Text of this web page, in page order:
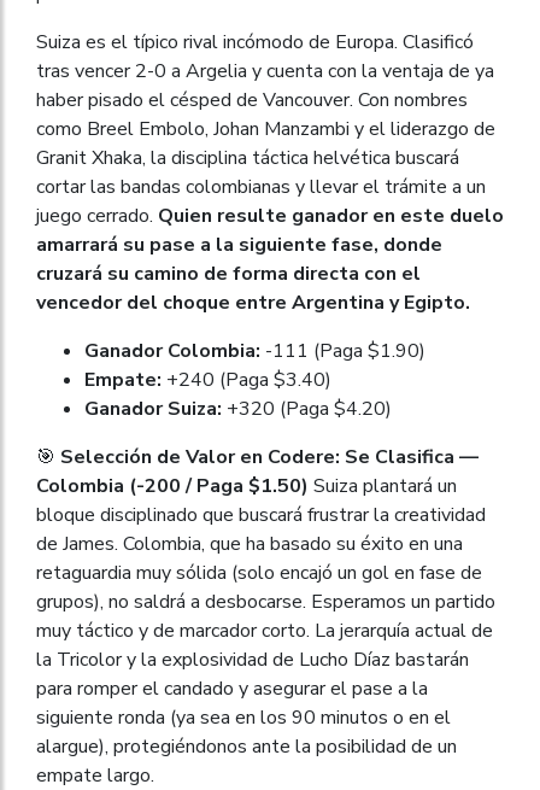
Suiza es el típico rival incómodo de Europa. Clasificó
tras vencer 2-0 a Argelia y cuenta con la ventaja de ya
haber pisado el césped de Vancouver. Con nombres
como Breel Embolo, Johan Manzambi y el liderazgo de
Granit Xhaka, la disciplina táctica helvética buscará
cortar las bandas colombianas y llevar el trámite a un
juego cerrado. Quien resulte ganador en este duelo
amarrará su pase a la siguiente fase, donde
cruzará su camino de forma directa con el
vencedor del choque entre Argentina y Egipto.
Ganador Colombia: -111 (Paga $1.90)
Empate: +240 (Paga $3.40)
Ganador Suiza: +320 (Paga $4.20)
🎯 Selección de Valor en Codere: Se Clasifica —
Colombia (-200 / Paga $1.50) Suiza plantará un
bloque disciplinado que buscará frustrar la creatividad
de James. Colombia, que ha basado su éxito en una
retaguardia muy sólida (solo encajó un gol en fase de
grupos), no saldrá a desbocarse. Esperamos un partido
muy táctico y de marcador corto. La jerarquía actual de
la Tricolor y la explosividad de Lucho Díaz bastarán
para romper el candado y asegurar el pase a la
siguiente ronda (ya sea en los 90 minutos o en el
alargue), protegiéndonos ante la posibilidad de un
empate largo.